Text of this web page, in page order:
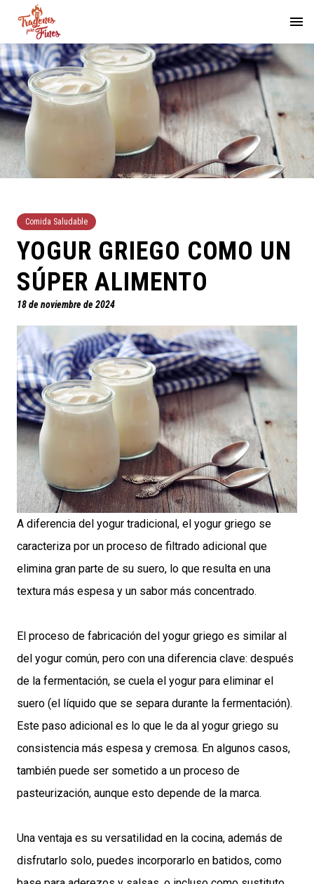
Comida Saludable
YOGUR GRIEGO COMO UN
SÚPER ALIMENTO
18 de noviembre de 2024
A diferencia del yogur tradicional, el yogur griego se
caracteriza por un proceso de filtrado adicional que
elimina gran parte de su suero, lo que resulta en una
textura más espesa y un sabor más concentrado.
El proceso de fabricación del yogur griego es similar al
del yogur común, pero con una diferencia clave: después
de la fermentación, se cuela el yogur para eliminar el
suero (el líquido que se separa durante la fermentación).
Este paso adicional es lo que le da al yogur griego su
consistencia más espesa y cremosa. En algunos casos,
también puede ser sometido a un proceso de
pasteurización, aunque esto depende de la marca.
Una ventaja es su versatilidad en la cocina, además de
disfrutarlo solo, puedes incorporarlo en batidos, como